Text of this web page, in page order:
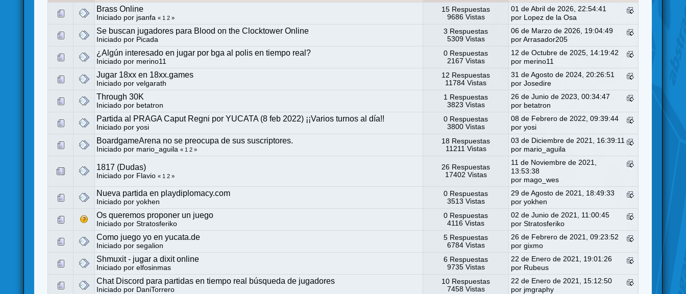
Brass Online
Iniciado por jsanfa « 1 2 »
15 Respuestas
9686 Vistas
01 de Abril de 2026, 22:54:41
por
Lopez de la Osa
Se buscan jugadores para Blood on the Clocktower Online
Iniciado por Picada
3 Respuestas
5309 Vistas
06 de Marzo de 2026, 19:04:49
porArrasador205
¿Algún interesado en jugar por bga al polis en tiempo real?
Iniciado por merino11
0 Respuestas
2167 Vistas
12 de Octubre de 2025, 14:19:42
por merino11
Jugar 18xx en 18xx.games
Iniciado porvelgarath
12 Respuestas
11784 Vistas
31 de Agosto de 2024, 20:26:51
porJosedire
Through 30K
Iniciado por betatron
1 Respuestas
3823 Vistas
26 de Junio de 2023, 00:34:47
por betatron
Partida al PRAGA Caput Regni por YUCATA (8 feb 2022) ¡¡Varios turnos al día!!
Iniciado poryosi
0 Respuestas
3800 Vistas
08 de Febrero de 2022, 09:39:44
poryosi
BoardgameArena no se preocupa de sus suscriptores.
Iniciado por mario_aguila « 1 2 »
18 Respuestas
11211 Vistas
03 de Diciembre de 2021, 16:39:11
por mario_aguila
1817 (Dudas)
Iniciado por Flavio « 1 2 »
26 Respuestas
17402 Vistas
11 de Noviembre de 2021,
13:53:38
por mago_wes
Nueva partida en playdiplomacy.com
Iniciado poryokhen
0 Respuestas
3513 Vistas
29 de Agosto de 2021, 18:49:33
poryokhen
Os queremos proponer un juego
Iniciado porStratosferiko
0 Respuestas
4116 Vistas
02 de Junio de 2021, 11:00:45
porStratosferiko
Como juego yo en yucata.de
Iniciado porsegalion
5 Respuestas
6784 Vistas
26 de Febrero de 2021, 09:23:52
porgixmo
Shmuxit - jugar a dixit online
Iniciado porelfosinmas
6 Respuestas
9735 Vistas
22 de Enero de 2021, 19:01:26
por Rubeus
Chat Discord para partidas en tiempo real búsqueda de jugadores
Iniciado por DaniTorrero
10 Respuestas
7458 Vistas
22 de Enero de 2021, 15:12:50
por jmgraphy